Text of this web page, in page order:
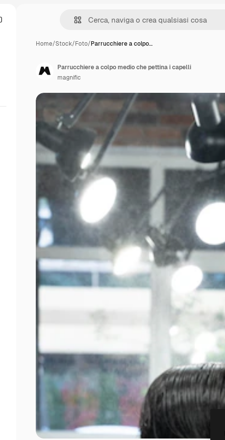
Home/Stock/Foto/Parrucchiere a colpo…
Parrucchiere a colpo medio che pettina i capelli
magnific